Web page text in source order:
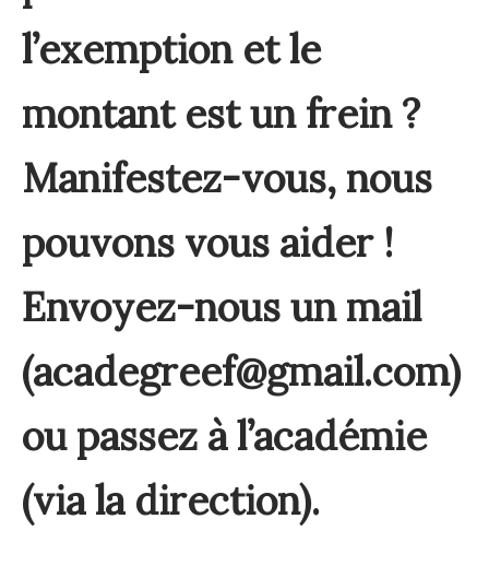
l’exemption et le
montant est un frein ?
Manifestez-vous, nous
pouvons vous aider !
Envoyez-nous un mail
(acadegreef@gmail.com)
ou passez à l’académie
(via la direction).